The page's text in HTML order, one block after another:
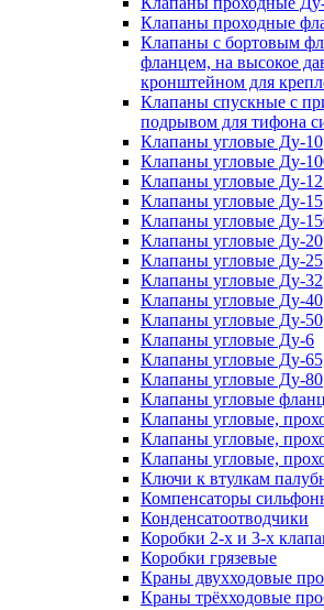
Клапаны проходные
Клапаны с бортовым
фланцем, на высокое
кронштейном для
Клапаны спускные с
подрывом для тифона
Клапаны угловые Ду-10
Клапаны угловые Ду-
Клапаны угловые Ду-
Клапаны угловые Ду-15
Клапаны угловые Ду-
Клапаны угловые Ду-20
Клапаны угловые Ду-25
Клапаны угловые Ду-32
Клапаны угловые Ду-40
Клапаны угловые Ду-50
Клапаны угловые Ду-6
Клапаны угловые Ду-
Клапаны угловые Ду-80
Клапаны угловые
Клапаны угловые,
Клапаны угловые,
Клапаны угловые,
Ключи к втулкам
Компенсаторы
Конденсатоотводчики
Коробки 2-х и 3-х
Коробки грязевые
Краны двухходовые
Краны трёхходовые